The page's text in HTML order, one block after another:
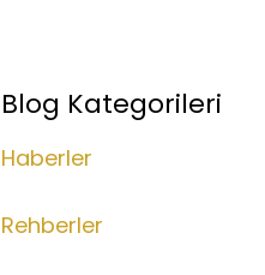
Blog Kategorileri
Haberler
Rehberler